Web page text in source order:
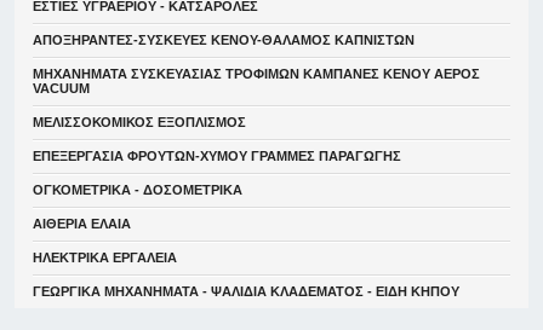
ΕΣΤΙΕΣ ΥΓΡΑΕΡΙΟΥ - ΚΑΤΣΑΡΟΛΕΣ
ΑΠΟΞΗΡΑΝΤΕΣ-ΣΥΣΚΕΥΕΣ ΚΕΝΟΥ-ΘΑΛΑΜΟΣ ΚΑΠΝΙΣΤΩΝ
ΜΗΧΑΝΗΜΑΤΑ ΣΥΣΚΕΥΑΣΙΑΣ ΤΡΟΦΙΜΩΝ ΚΑΜΠΑΝΕΣ ΚΕΝΟΥ ΑΕΡΟΣ
VACUUM
ΜΕΛΙΣΣΟΚΟΜΙΚΟΣ ΕΞΟΠΛΙΣΜΟΣ
ΕΠΕΞΕΡΓΑΣΙΑ ΦΡΟΥΤΩΝ-ΧΥΜΟΥ ΓΡΑΜΜΕΣ ΠΑΡΑΓΩΓΗΣ
ΟΓΚΟΜΕΤΡΙΚΑ - ΔΟΣΟΜΕΤΡΙΚΑ
ΑΙΘΕΡΙΑ ΕΛΑΙΑ
ΗΛΕΚΤΡΙΚΑ ΕΡΓΑΛΕΙΑ
ΓΕΩΡΓΙΚΑ ΜΗΧΑΝΗΜΑΤΑ - ΨΑΛΙΔΙΑ ΚΛΑΔΕΜΑΤΟΣ - ΕΙΔΗ ΚΗΠΟΥ